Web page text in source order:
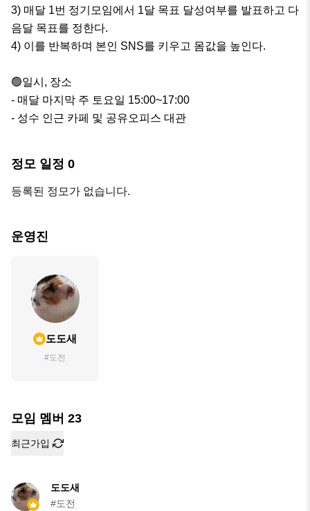
3) 매달 1번 정기모임에서 1달 목표 달성여부를 발표하고 다
음달 목표를 정한다.
4) 이를 반복하며 본인 SNS를 키우고 몸값을 높인다.
🟢일시, 장소
- 매달 마지막 주 토요일 15:00~17:00
- 성수 인근 카페 및 공유오피스 대관
정모 일정 0
등록된 정모가 없습니다.
운영진
도도새
#도전
모임 멤버 23
최근가입
도도새
#도전